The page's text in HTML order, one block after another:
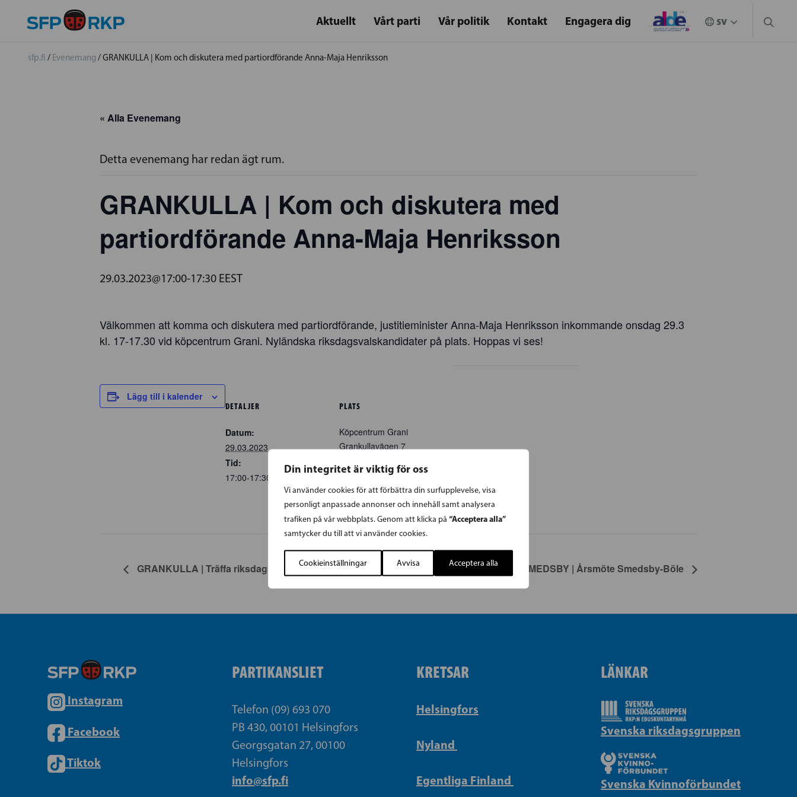
Din integritet är viktig för oss
Vi använder cookies för att förbättra din surfupplevelse, visa
personligt anpassade annonser och innehåll samt analysera
trafiken på vår webbplats. Genom att klicka på “Acceptera alla”
samtycker du till att vi använder cookies.
Cookieinställningar Avvisa Acceptera alla
Aktuellt Vårt parti Vår politik Kontakt Engagera dig
sfp.fi / Evenemang /GRANKULLA | Kom och diskutera med partiordförande Anna-Maja Henriksson
« Alla Evenemang
Detta evenemang har redan ägt rum.
GRANKULLA | Kom och diskutera med
partiordförande Anna-Maja Henriksson
29.03.2023@17:00-17:30 EEST
Välkommen att komma och diskutera med partiordförande, justitieminister Anna-Maja Henriksson inkommande onsdag 29.3
kl. 17-17.30 vid köpcentrum Grani. Nyländska riksdagsvalskandidater på plats. Hoppas vi ses!
Lägg till i kalender
DETALJER
Datum:
29.03.2023
Tid:
17:00-17:30
PLATS
Köpcentrum Grani
Grankullavägen 7
+ Google Map
GRANKULLA | Träffa riksdagskandidater SMEDSBY | Årsmöte Smedsby-Böle
Instagram
Facebook
Tiktok
PARTIKANSLIET
Telefon (09) 693 070
PB 430, 00101 Helsingfors
Georgsgatan 27, 00100
Helsingfors
info@sfp.fi
KRETSAR
Helsingfors
Nyland
Egentliga Finland
LÄNKAR
Svenska riksdagsgruppen
Svenska Kvinnoförbundet